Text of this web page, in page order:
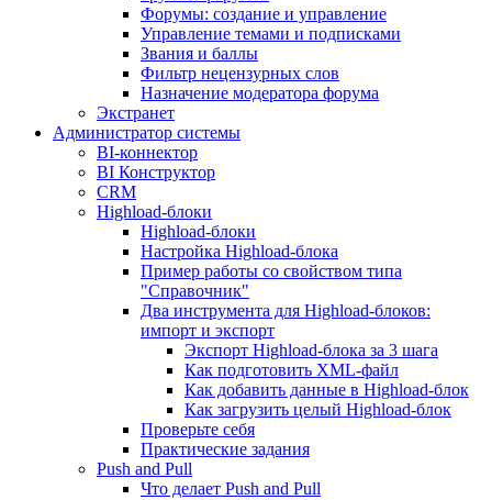
Форумы: создание и управление
Управление темами и подписками
Звания и баллы
Фильтр нецензурных слов
Назначение модератора форума
Экстранет
Администратор системы
BI-коннектор
BI Конструктор
CRM
Highload-блоки
Highload-блоки
Настройка Highload-блока
Пример работы со свойством типа
"Справочник"
Два инструмента для Highload-блоков:
импорт и экспорт
Экспорт Highload-блока за 3 шага
Как подготовить XML-файл
Как добавить данные в Highload-блок
Как загрузить целый Highload-блок
Проверьте себя
Практические задания
Push and Pull
Что делает Push and Pull